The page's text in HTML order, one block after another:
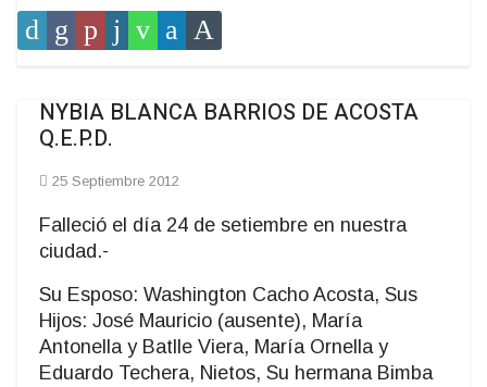
NYBIA BLANCA BARRIOS DE ACOSTA
Q.E.P.D.
25 Septiembre 2012
Falleció el día 24 de setiembre en nuestra
ciudad.-
Su Esposo: Washington Cacho Acosta, Sus
Hijos: José Mauricio (ausente), María
Antonella y Batlle Viera, María Ornella y
Eduardo Techera, Nietos, Su hermana Bimba